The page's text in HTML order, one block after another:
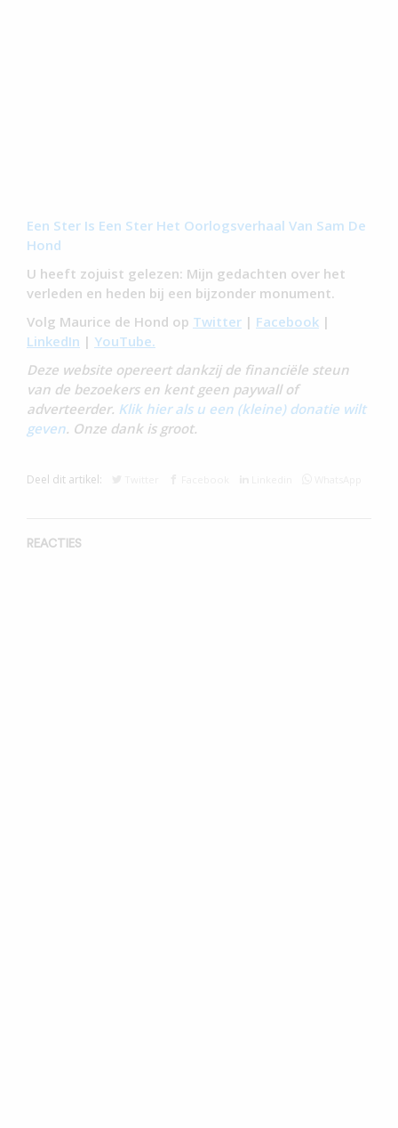
Een Ster Is Een Ster Het Oorlogsverhaal Van Sam De
Hond
U heeft zojuist gelezen: Mijn gedachten over het
verleden en heden bij een bijzonder monument.
Volg Maurice de Hond op Twitter | Facebook |
LinkedIn | YouTube.
Deze website opereert dankzij de financiële steun
van de bezoekers en kent geen paywall of
adverteerder. Klik hier als u een (kleine) donatie wilt
geven. Onze dank is groot.
Deel dit artikel:
REACTIES